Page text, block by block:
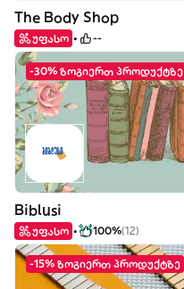
The Body Shop
უფასო --
-30% ზოგიერთ პროდუქტზე
Biblusi
უფასო 100%(12)
-15% ზოგიერთ პროდუქტზე